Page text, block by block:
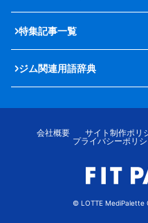
特集記事一覧
ジム関連用語辞典
会社概要 サイト制作ポリ
プライバシーポリ
© LOTTE MediPalette